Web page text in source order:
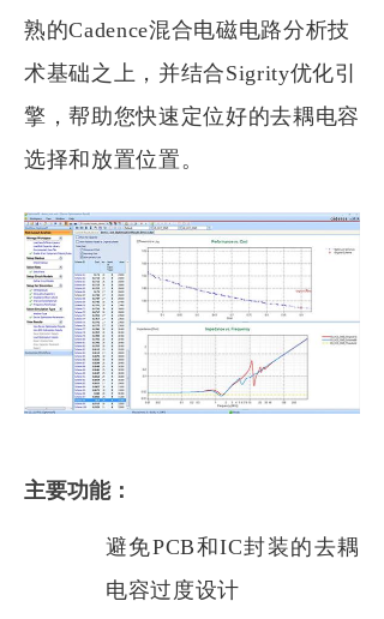
熟的Cadence混合电磁电路分析技
术基础之上，并结合Sigrity优化引
擎，帮助您快速定位好的去耦电容
选择和放置位置。
主要功能：
避免PCB和IC封装的去耦
电容过度设计